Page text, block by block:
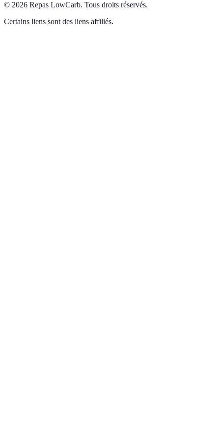
© 2026 Repas LowCarb. Tous droits réservés.
Certains liens sont des liens affiliés.